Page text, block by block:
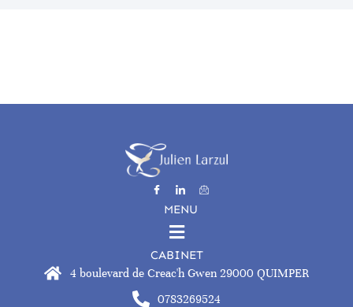
MENU
CABINET
4 boulevard de Creac'h Gwen 29000 QUIMPER
0783269524